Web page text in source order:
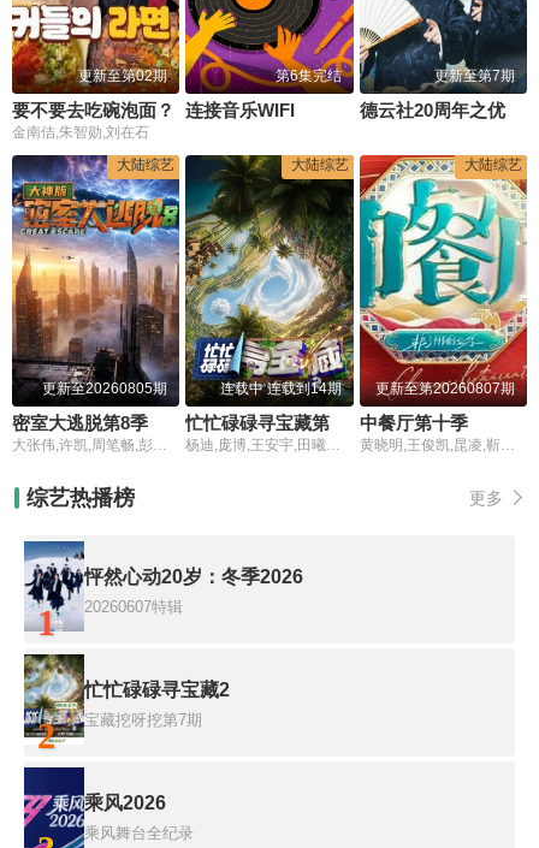
更新至第02期
要不要去吃碗泡面？
金南佶,朱智勋,刘在石
第6集完结
连接音乐WIFI
更新至第7期
德云社20周年之优酷会员专场2016
大陆综艺
更新至20260805期
大张伟,许凯,周笔畅,彭昱畅,张真源,陈哲远
大陆综艺
连载中 连载到14期
杨迪,庞博,王安宇,田曦薇,武艺
大陆综艺
更新至第20260807期
中餐厅第十季
黄晓明,王俊凯,昆凌,靳梦佳,张雅琪,林述巍,戴军,瞿颖,汪涵,尹浩宇,袁一琦
综艺热播榜 更多
1
怦然心动20岁：冬季2026
20260607特辑
2
忙忙碌碌寻宝藏2
宝藏挖呀挖第7期
乘风2026
乘风舞台全纪录